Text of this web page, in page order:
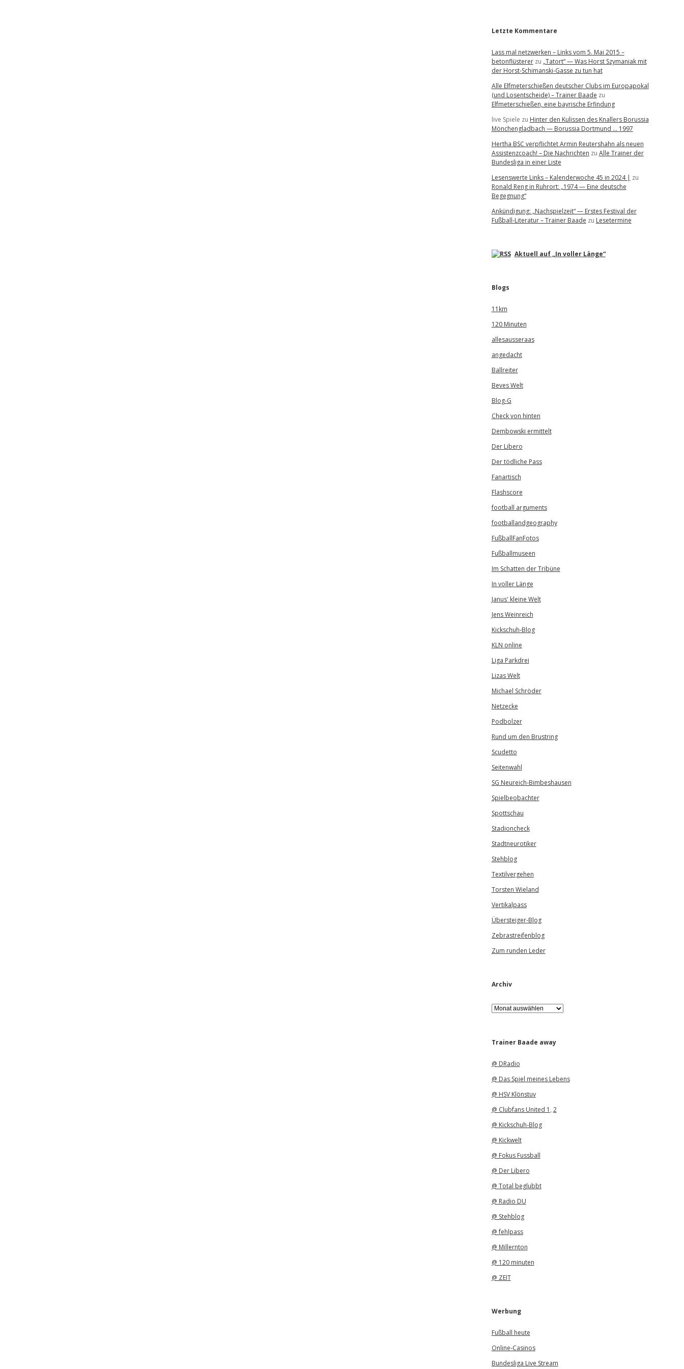
Letzte Kommentare
Lass mal netzwerken – Links vom 5. Mai 2015 –
betonflüstererzu „Tatort“ — Was Horst Szymaniak mit
der Horst-Schimanski-Gasse zu tun hat
Alle Elfmeterschießen deutscher Clubs im Europapokal
(und Losentscheide) – Trainer Baade zu
Elfmeterschießen, eine bayrische Erfindung
live Spiele zu Hinter den Kulissen des Knallers Borussia
Mönchengladbach — Borussia Dortmund … 1997
Hertha BSC verpflichtet Armin Reutershahn als neuen
Assistenzcoach! – Die Nachrichten zu Alle Trainer der
Bundesliga in einer Liste
Lesenswerte Links – Kalenderwoche 45 in 2024 | zu
Ronald Reng in Ruhrort: „1974 — Eine deutsche
Begegnung“
Ankündigung: „Nachspielzeit“ — Erstes Festival der
Fußball-Literatur – Trainer Baade zu Lesetermine
Aktuell auf „In voller Länge“
Blogs
11km
120 Minuten
allesausseraas
angedacht
Ballreiter
Beves Welt
Blog-G
Check von hinten
Dembowski ermittelt
Der Libero
Der tödliche Pass
Fanartisch
Flashscore
football arguments
footballandgeography
FußballFanFotos
Fußballmuseen
Im Schatten der Tribüne
In voller Länge
Janus' kleine Welt
Jens Weinreich
Kickschuh-Blog
KLN online
Liga Parkdrei
Lizas Welt
Michael Schröder
Netzecke
Podbolzer
Rund um den Brustring
Scudetto
Seitenwahl
SG Neureich-Bimbeshausen
Spielbeobachter
Spottschau
Stadioncheck
Stadtneurotiker
Stehblog
Textilvergehen
Torsten Wieland
Vertikalpass
Übersteiger-Blog
Zebrastreifenblog
Zum runden Leder
Archiv
A
r
iTrainer Baade away
@ DRadio
@ Das Spiel meines Lebens
@ HSV Klönstuv
@ Clubfans United 1 , 2
@ Kickschuh-Blog
@ Kickwelt
@ Fokus Fussball
@ Der Libero
@ Total beglubbt
@ Radio DU
@ Stehblog
@ fehlpass
@ Millernton
@ 120 minuten
@ ZEIT
Werbung
Fußball heute
Online-Casinos
Bundesliga Live Stream